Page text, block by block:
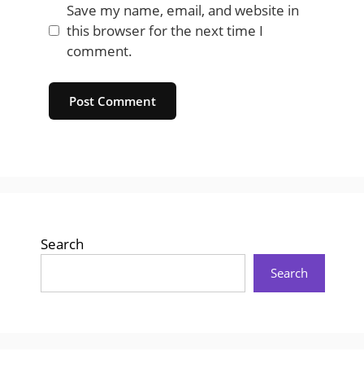
Save my name, email, and website in
this browser for the next time I
comment.
Website
Search
Search